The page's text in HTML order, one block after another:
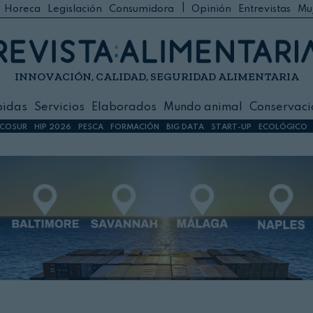
Horeca Legislación Consumidora Opinión Entrevistas
INNOVACIÓN, CALIDAD, SEGURIDAD ALIMENTARIA
Servicios Elaborados Mundo animal
Foodservice
primas
HIP 2026 PESCA FORMACIÓN BIG DATA START-UP ECOLÓGICO